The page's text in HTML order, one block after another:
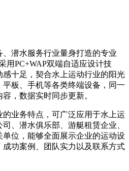
潜水服务行业量身打造的专业
用PC+WAP双端自适应设计技
十足，契合水上运动行业的阳光
板、手机等各类终端设备，同一
，数据实时同步更新。
业务特点，可广泛应用于水上运
、潜水俱乐部、游艇租赁企业、
位，能够全面展示企业的运动设
功案例、团队实力以及联系方式